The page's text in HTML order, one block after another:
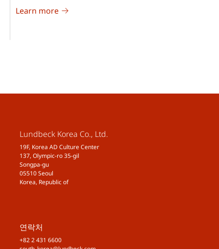
Learn more
Lundbeck Korea Co., Ltd.
19F, Korea AD Culture Center
137, Olympic-ro 35-gil
Songpa-gu
05510 Seoul
Korea, Republic of
연락처
+82 2 431 6600